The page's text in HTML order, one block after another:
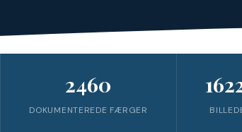
2460
DOKUMENTEREDE FÆRGER